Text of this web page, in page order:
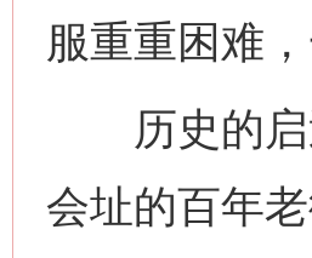
服重重困难
历史的启
会址的百年